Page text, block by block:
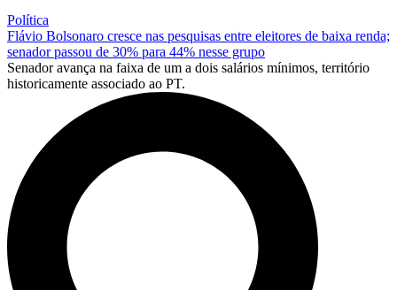
Política
Flávio Bolsonaro cresce nas pesquisas entre eleitores de baixa renda;
senador passou de 30% para 44% nesse grupo
Senador avança na faixa de um a dois salários mínimos, território
historicamente associado ao PT.